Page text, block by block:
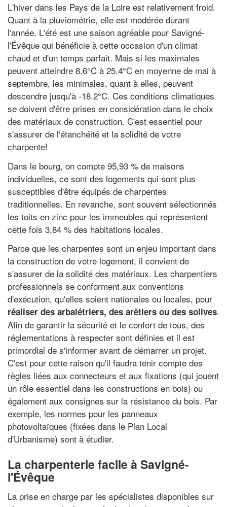
L'hiver dans les Pays de la Loire est relativement froid.
Quant à la pluviométrie, elle est modérée durant
l'année. L'été est une saison agréable pour Savigné-
l'Évêque qui bénéficie à cette occasion d'un climat
chaud et d'un temps parfait. Mais si les maximales
peuvent atteindre 8.6°C à 25.4°C en moyenne de mai à
septembre, les minimales, quant à elles, peuvent
descendre jusqu'à -18.2°C. Ces conditions climatiques
se doivent d'être prises en considération dans le choix
des matériaux de construction. C'est essentiel pour
s'assurer de l'étanchéité et la solidité de votre
charpente!
Dans le bourg, on compte 95,93 % de maisons
individuelles, ce sont des logements qui sont plus
susceptibles d'être équipés de charpentes
traditionnelles. En revanche, sont souvent sélectionnés
les toits en zinc pour les immeubles qui représentent
cette fois 3,84 % des habitations locales.
Parce que les charpentes sont un enjeu important dans
la construction de votre logement, il convient de
s'assurer de la solidité des matériaux. Les charpentiers
professionnels se conforment aux conventions
d'exécution, qu'elles soient nationales ou locales, pour
réaliser des arbalétriers, des arêtiers ou des solives.
Afin de garantir la sécurité et le confort de tous, des
réglementations à respecter sont définies et il est
primordial de s'informer avant de démarrer un projet.
C'est pour cette raison qu'il faudra tenir compte des
règles liées aux connecteurs et aux fixations (qui jouent
un rôle essentiel dans les constructions en bois) ou
également aux consignes sur la résistance du bois. Par
exemple, les normes pour les panneaux
photovoltaïques (fixées dans le Plan Local
d'Urbanisme) sont à étudier.
La charpenterie facile à Savigné-
l'Évêque
La prise en charge par les spécialistes disponibles sur